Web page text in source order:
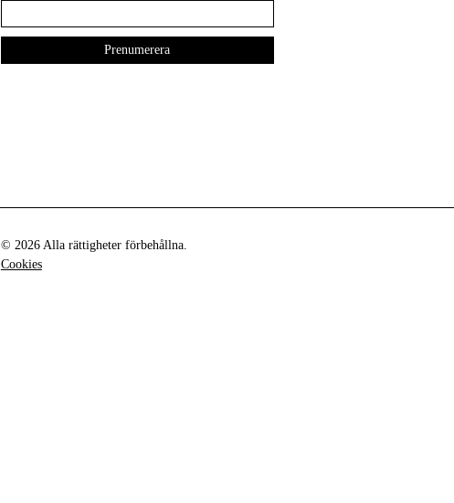
© 2026 Alla rättigheter förbehållna.
Cookies